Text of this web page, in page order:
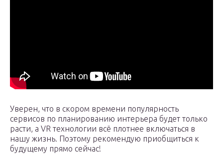
Уверен, что в скором времени популярность
сервисов по планированию интерьера будет только
расти, а VR технологии всё плотнее включаться в
нашу жизнь. Поэтому рекомендую приобщиться к
будущему прямо сейчас!